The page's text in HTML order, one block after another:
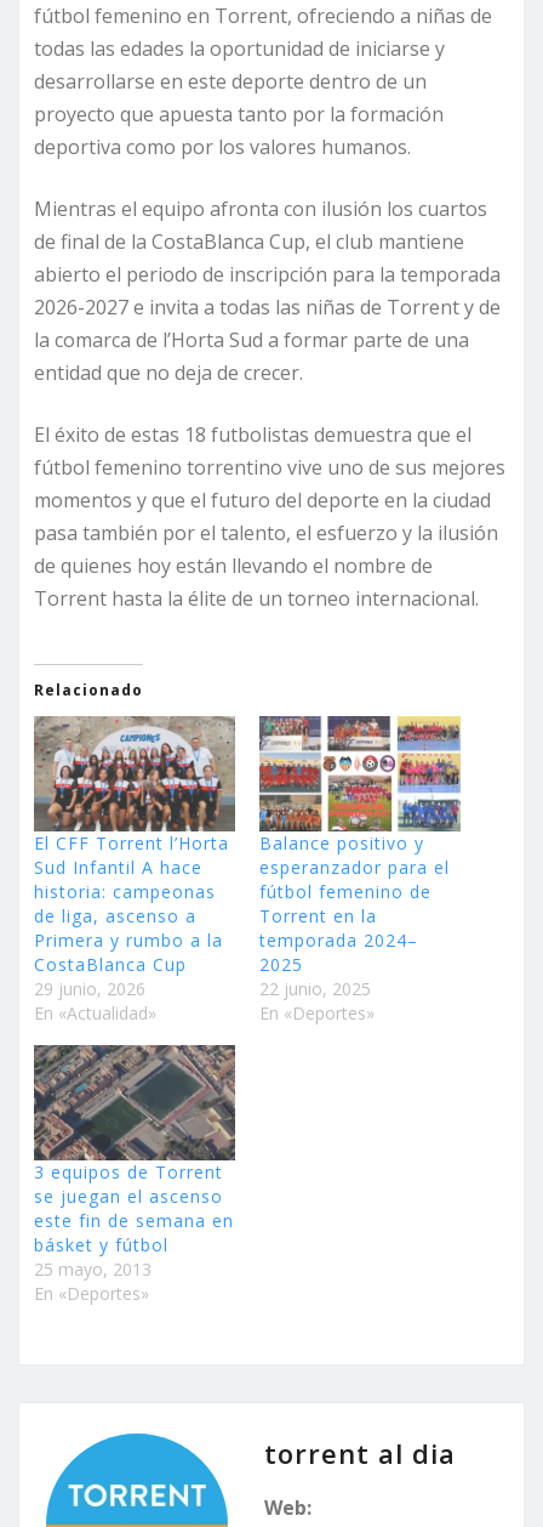
fútbol femenino en Torrent, ofreciendo a niñas de
todas las edades la oportunidad de iniciarse y
desarrollarse en este deporte dentro de un
proyecto que apuesta tanto por la formación
deportiva como por los valores humanos.
Mientras el equipo afronta con ilusión los cuartos
de final de la CostaBlanca Cup, el club mantiene
abierto el periodo de inscripción para la temporada
2026-2027 e invita a todas las niñas de Torrent y de
la comarca de l’Horta Sud a formar parte de una
entidad que no deja de crecer.
El éxito de estas 18 futbolistas demuestra que el
fútbol femenino torrentino vive uno de sus mejores
momentos y que el futuro del deporte en la ciudad
pasa también por el talento, el esfuerzo y la ilusión
de quienes hoy están llevando el nombre de
Torrent hasta la élite de un torneo internacional.
Relacionado
El CFF Torrent l’Horta
Sud Infantil A hace
historia: campeonas
de liga, ascenso a
Primera y rumbo a la
CostaBlanca Cup
29 junio, 2026
En «Actualidad»
Balance positivo y
esperanzador para el
fútbol femenino de
Torrent en la
temporada 2024–
2025
22 junio, 2025
En «Deportes»
3 equipos de Torrent
se juegan el ascenso
este fin de semana en
básket y fútbol
25 mayo, 2013
En «Deportes»
torrent al dia
Web: